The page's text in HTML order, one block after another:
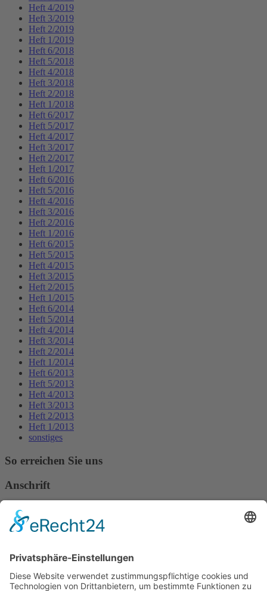
Heft 4/2019
Heft 3/2019
Heft 2/2019
Heft 1/2019
Heft 6/2018
Heft 5/2018
Heft 4/2018
Heft 3/2018
Heft 2/2018
Heft 1/2018
Heft 6/2017
Heft 5/2017
Heft 4/2017
Heft 3/2017
Heft 2/2017
Heft 1/2017
Heft 6/2016
Heft 5/2016
Heft 4/2016
Heft 3/2016
Heft 2/2016
Heft 1/2016
Heft 6/2015
Heft 5/2015
Heft 4/2015
Heft 3/2015
Heft 2/2015
Heft 1/2015
Heft 6/2014
Heft 5/2014
Heft 4/2014
Heft 3/2014
Heft 2/2014
Heft 1/2014
Heft 6/2013
Heft 5/2013
Heft 4/2013
Heft 3/2013
Heft 2/2013
Heft 1/2013
sonstiges
So erreichen Sie uns
Anschrift
Verband Deutscher Tierheilpraktiker e.V.
Verbandsverwaltung
Am Rosenbraken 12
E-Mail
Diese E-Mail-Adresse ist vor Spambots geschützt! Zur Anzeige